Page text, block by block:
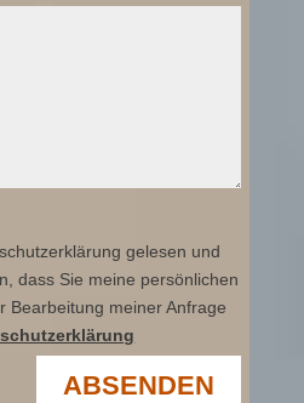
gelesen und
dass Sie meine persönlichen
Bearbeitung meiner Anfrage
ABSENDEN